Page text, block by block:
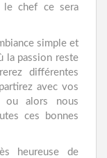
le chef ce sera
simple et
la passion reste
différentes
avec vos
ou alors nous
ces bonnes
heureuse de